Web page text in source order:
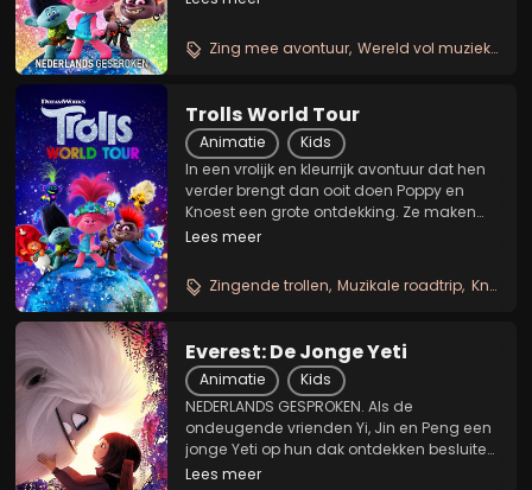
uiteenlopende muziekstijlen: Funk,
Country,...
Zing mee avontuur Wereld vol muziek
Trolls World Tour
Animatie
Kids
In een vrolijk en kleurrijk avontuur dat hen
verder brengt dan ooit doen Poppy en
Knoest een grote ontdekking. Ze maken
deel uit van zes verschillende
muziekstijlen: Funk, Country, Techno,
Klassiek, Pop en...
Lees meer
Zingende trollen Muzikale roadtrip Knalvolle kleuren
Everest: De Jonge Yeti
Animatie
Kids
NEDERLANDS GESPROKEN. Als de
ondeugende vrienden Yi, Jin en Peng een
jonge Yeti op hun dak ontdekken besluiten
ze hem Everest te noemen. Vervolgens
Lees meer